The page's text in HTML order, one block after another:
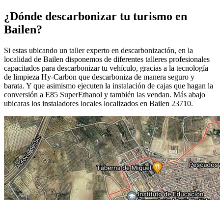
¿Dónde descarbonizar tu turismo en
Bailen?
Si estas ubicando un taller experto en descarbonización, en la
localidad de Bailen disponemos de diferentes talleres profesionales
capacitados para descarbonizar tu vehículo, gracias a la tecnología
de limpieza Hy-Carbon que descarboniza de manera seguro y
barata. Y que asimismo ejecuten la instalación de cajas que hagan la
conversión a E85 SuperEthanol y también las vendan. Más abajo
ubicaras los instaladores locales localizados en Bailen 23710.